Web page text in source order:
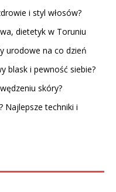
i styl włosów?
dietetyk w Toruniu
urodowe na co dzień
blask i pewność siebie?
skóry?
Najlepsze techniki i